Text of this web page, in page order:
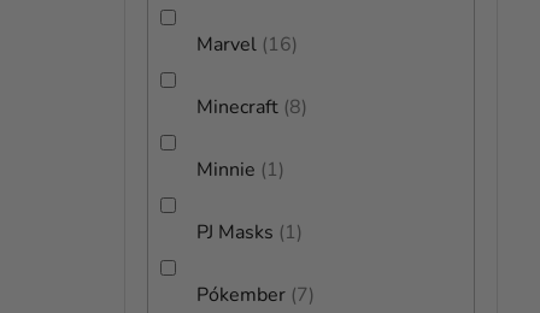
Marvel 16
Minecraft 8
Minnie 1
PJ Masks 1
Pókember 7